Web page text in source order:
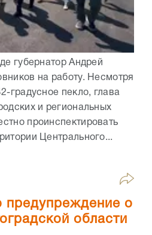
губернатор Андрей
на работу. Несмотря
градусное пекло, глава
и региональных
проинспектировать
Центрального...
о
области